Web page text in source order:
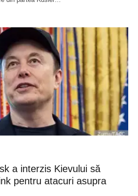
a interzis Kievului să
pentru atacuri asupra